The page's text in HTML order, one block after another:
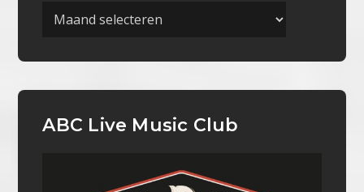
Archieven
ABC Live Music Club